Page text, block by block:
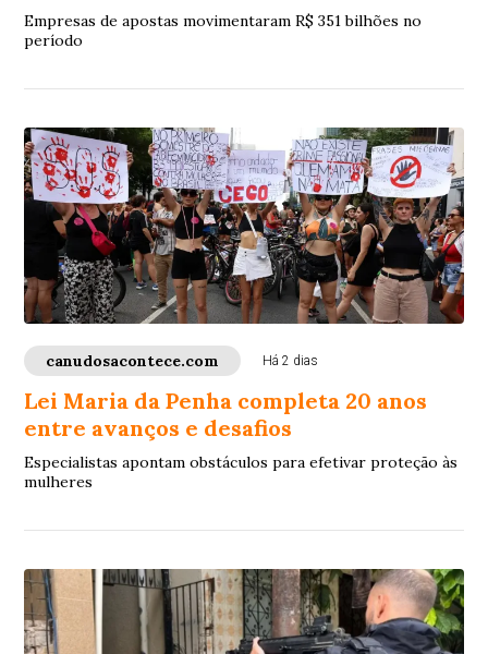
Empresas de apostas movimentaram R$ 351 bilhões no
período
canudosacontece.com Há 2 dias
Lei Maria da Penha completa 20 anos
entre avanços e desafios
Especialistas apontam obstáculos para efetivar proteção às
mulheres